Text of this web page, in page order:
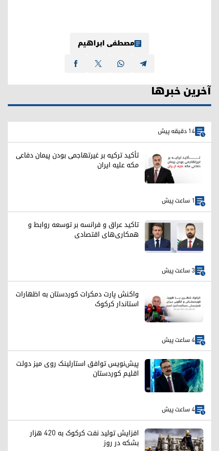
مصطفی ابراهیم
آخرین خبرها
14 دقیقه پیش
تأکید ترکیه بر غیرتهاجمی بودن پیمان دفاعی
مکه علیه ایران
1 ساعت پیش
تاکید عراق و فرانسه بر توسعه روابط و
همکاری‌های اقتصادی
3 ساعت پیش
واکنش پارت دمکرات کوردستان به اظهارات
استاندار کرکوک
4 ساعت پیش
پیش‌نویس توافق استارلینک روی میز دولت
اقلیم کوردستان
4 ساعت پیش
افزایش تولید نفت کرکوک به ۴۲۰ هزار
بشکه در روز